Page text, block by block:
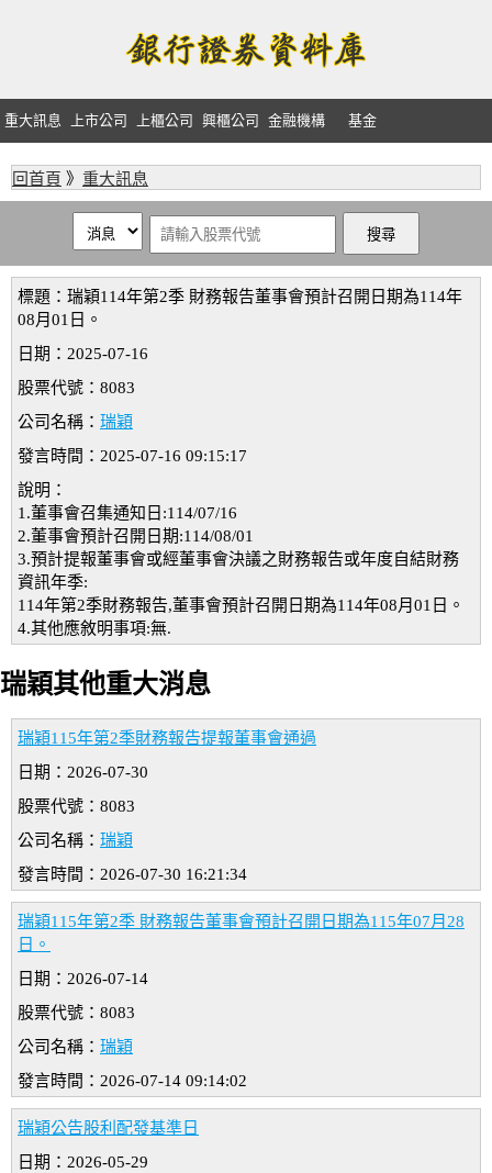
重大訊息 上市公司 上櫃公司 興櫃公司 金融機構 基金
回首頁 》 重大訊息
標題：瑞穎114年第2季 財務報告董事會預計召開日期為114年
08月01日。
日期：2025-07-16
股票代號：8083
公司名稱： 瑞穎
發言時間：2025-07-16 09:15:17
說明：
1.董事會召集通知日:114/07/16
2.董事會預計召開日期:114/08/01
3.預計提報董事會或經董事會決議之財務報告或年度自結財務
資訊年季:
114年第2季財務報告,董事會預計召開日期為114年08月01日。
4.其他應敘明事項:無.
瑞穎其他重大消息
瑞穎115年第2季財務報告提報董事會通過
日期：2026-07-30
股票代號：8083
公司名稱： 瑞穎
發言時間：2026-07-30 16:21:34
瑞穎115年第2季 財務報告董事會預計召開日期為115年07月28
日。
日期：2026-07-14
股票代號：8083
公司名稱： 瑞穎
發言時間：2026-07-14 09:14:02
瑞穎公告股利配發基準日
日期：2026-05-29